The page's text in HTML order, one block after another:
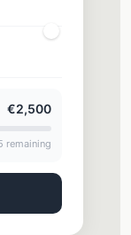
€2,500
remaining